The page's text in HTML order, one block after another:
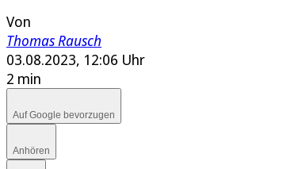
Von
Thomas Rausch
03.08.2023, 12:06 Uhr
2 min
Auf Google bevorzugen
Anhören